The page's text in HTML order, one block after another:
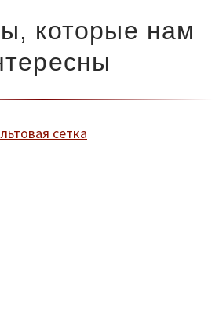
которые нам